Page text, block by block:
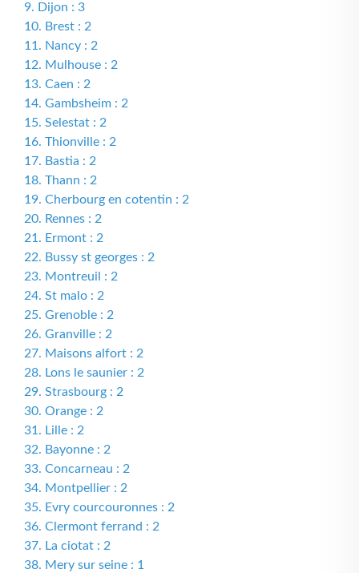
9. Dijon : 3
10. Brest : 2
11. Nancy : 2
12. Mulhouse : 2
13. Caen : 2
14. Gambsheim : 2
15. Selestat : 2
16. Thionville : 2
17. Bastia : 2
18. Thann : 2
19. Cherbourg en cotentin : 2
20. Rennes : 2
21. Ermont : 2
22. Bussy st georges : 2
23. Montreuil : 2
24. St malo : 2
25. Grenoble : 2
26. Granville : 2
27. Maisons alfort : 2
28. Lons le saunier : 2
29. Strasbourg : 2
30. Orange : 2
31. Lille : 2
32. Bayonne : 2
33. Concarneau : 2
34. Montpellier : 2
35. Evry courcouronnes : 2
36. Clermont ferrand : 2
37. La ciotat : 2
38. Mery sur seine : 1